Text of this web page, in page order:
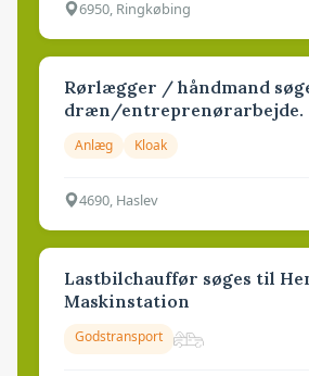
6950, Ringkøbing
Rørlægger / håndmand
dræn/entreprenørarbejde.
Anlæg Kloak
4690, Haslev
Lastbilchauffør søges til
Maskinstation
Godstransport